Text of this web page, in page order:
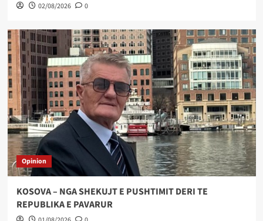
02/08/2026 0
Opinion
KOSOVA – NGA SHEKUJT E PUSHTIMIT DERI TE
REPUBLIKA E PAVARUR